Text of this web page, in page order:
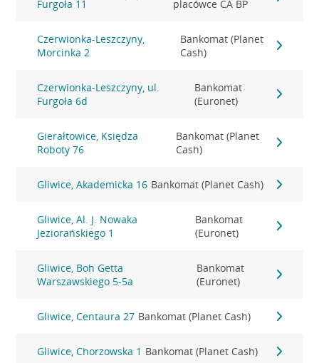
Furgoła 11
placówce CA BP
Czerwionka-Leszczyny,
Morcinka 2
Bankomat (Planet
Cash)
Czerwionka-Leszczyny, ul.
Furgoła 6d
Bankomat
(Euronet)
Gierałtowice, Księdza
Roboty 76
Bankomat (Planet
Cash)
Gliwice, Akademicka 16 Bankomat (Planet Cash)
Gliwice, Al. J. Nowaka
Jeziorańskiego 1
Bankomat
(Euronet)
Gliwice, Boh Getta
Warszawskiego 5-5a
Bankomat
(Euronet)
Gliwice, Centaura 27 Bankomat (Planet Cash)
Gliwice, Chorzowska 1 Bankomat (Planet Cash)